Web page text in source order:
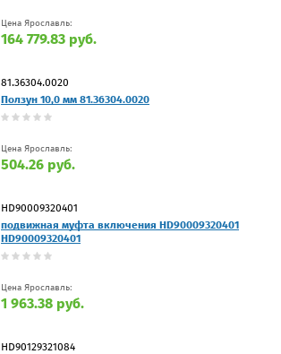
Цена Ярославль:
164 779.83 руб.
81.36304.0020
Ползун 10,0 мм 81.36304.0020
Цена Ярославль:
504.26 руб.
HD90009320401
подвижная муфта включения HD90009320401
HD90009320401
Цена Ярославль:
1 963.38 руб.
HD90129321084